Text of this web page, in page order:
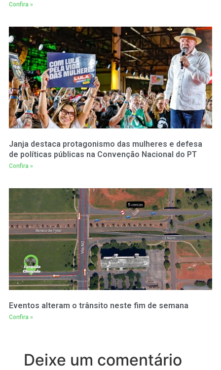
Confira »
Janja destaca protagonismo das mulheres e defesa
de políticas públicas na Convenção Nacional do PT
Confira »
Eventos alteram o trânsito neste fim de semana
Confira »
Deixe um comentário